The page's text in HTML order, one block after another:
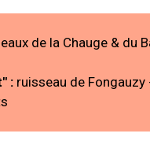
de la Chauge & du
: ruisseau de Fongauzy